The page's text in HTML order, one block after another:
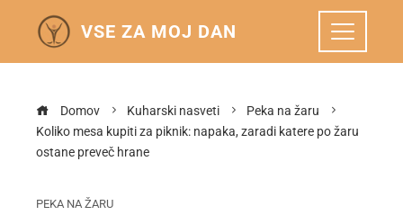
VSE ZA MOJ DAN
Domov Kuharski nasveti
Peka na žaru
Koliko mesa kupiti za piknik: napaka, zaradi katere po žaru
ostane preveč hrane
PEKA NA ŽARU